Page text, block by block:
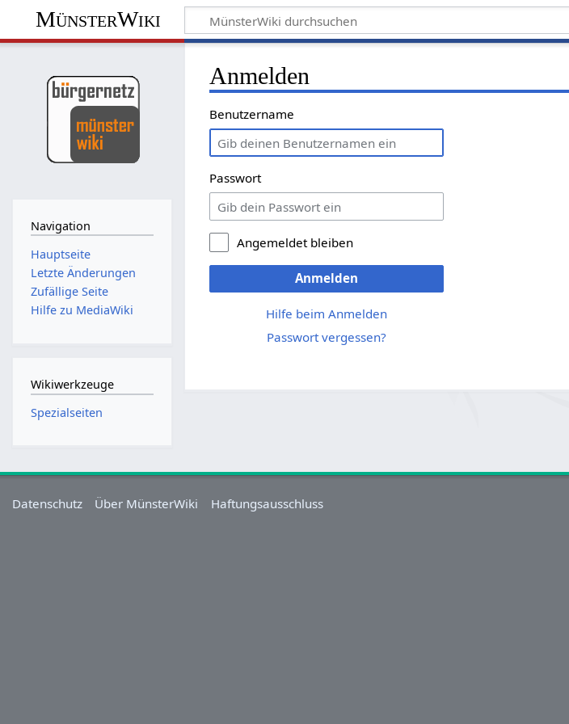
MünsterWiki
Anmelden
Benutzername
Passwort
Angemeldet bleiben
Anmelden
Hilfe beim Anmelden
Passwort vergessen?
Navigation
Hauptseite
Letzte Änderungen
Zufällige Seite
Hilfe zu MediaWiki
Wikiwerkzeuge
Spezialseiten
Datenschutz Über MünsterWiki Haftungsausschluss